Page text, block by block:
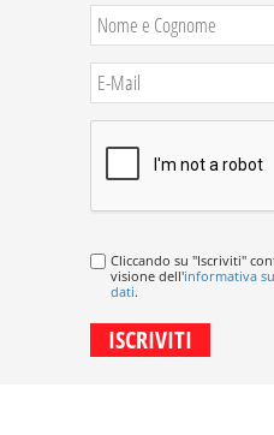
Cliccando su "Iscriviti"
visione dell'informativa
dati.